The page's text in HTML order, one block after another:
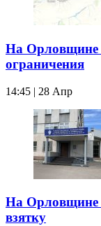
На Орловщине
ограничения
14:45 | 28 Апр
На Орловщине
взятку